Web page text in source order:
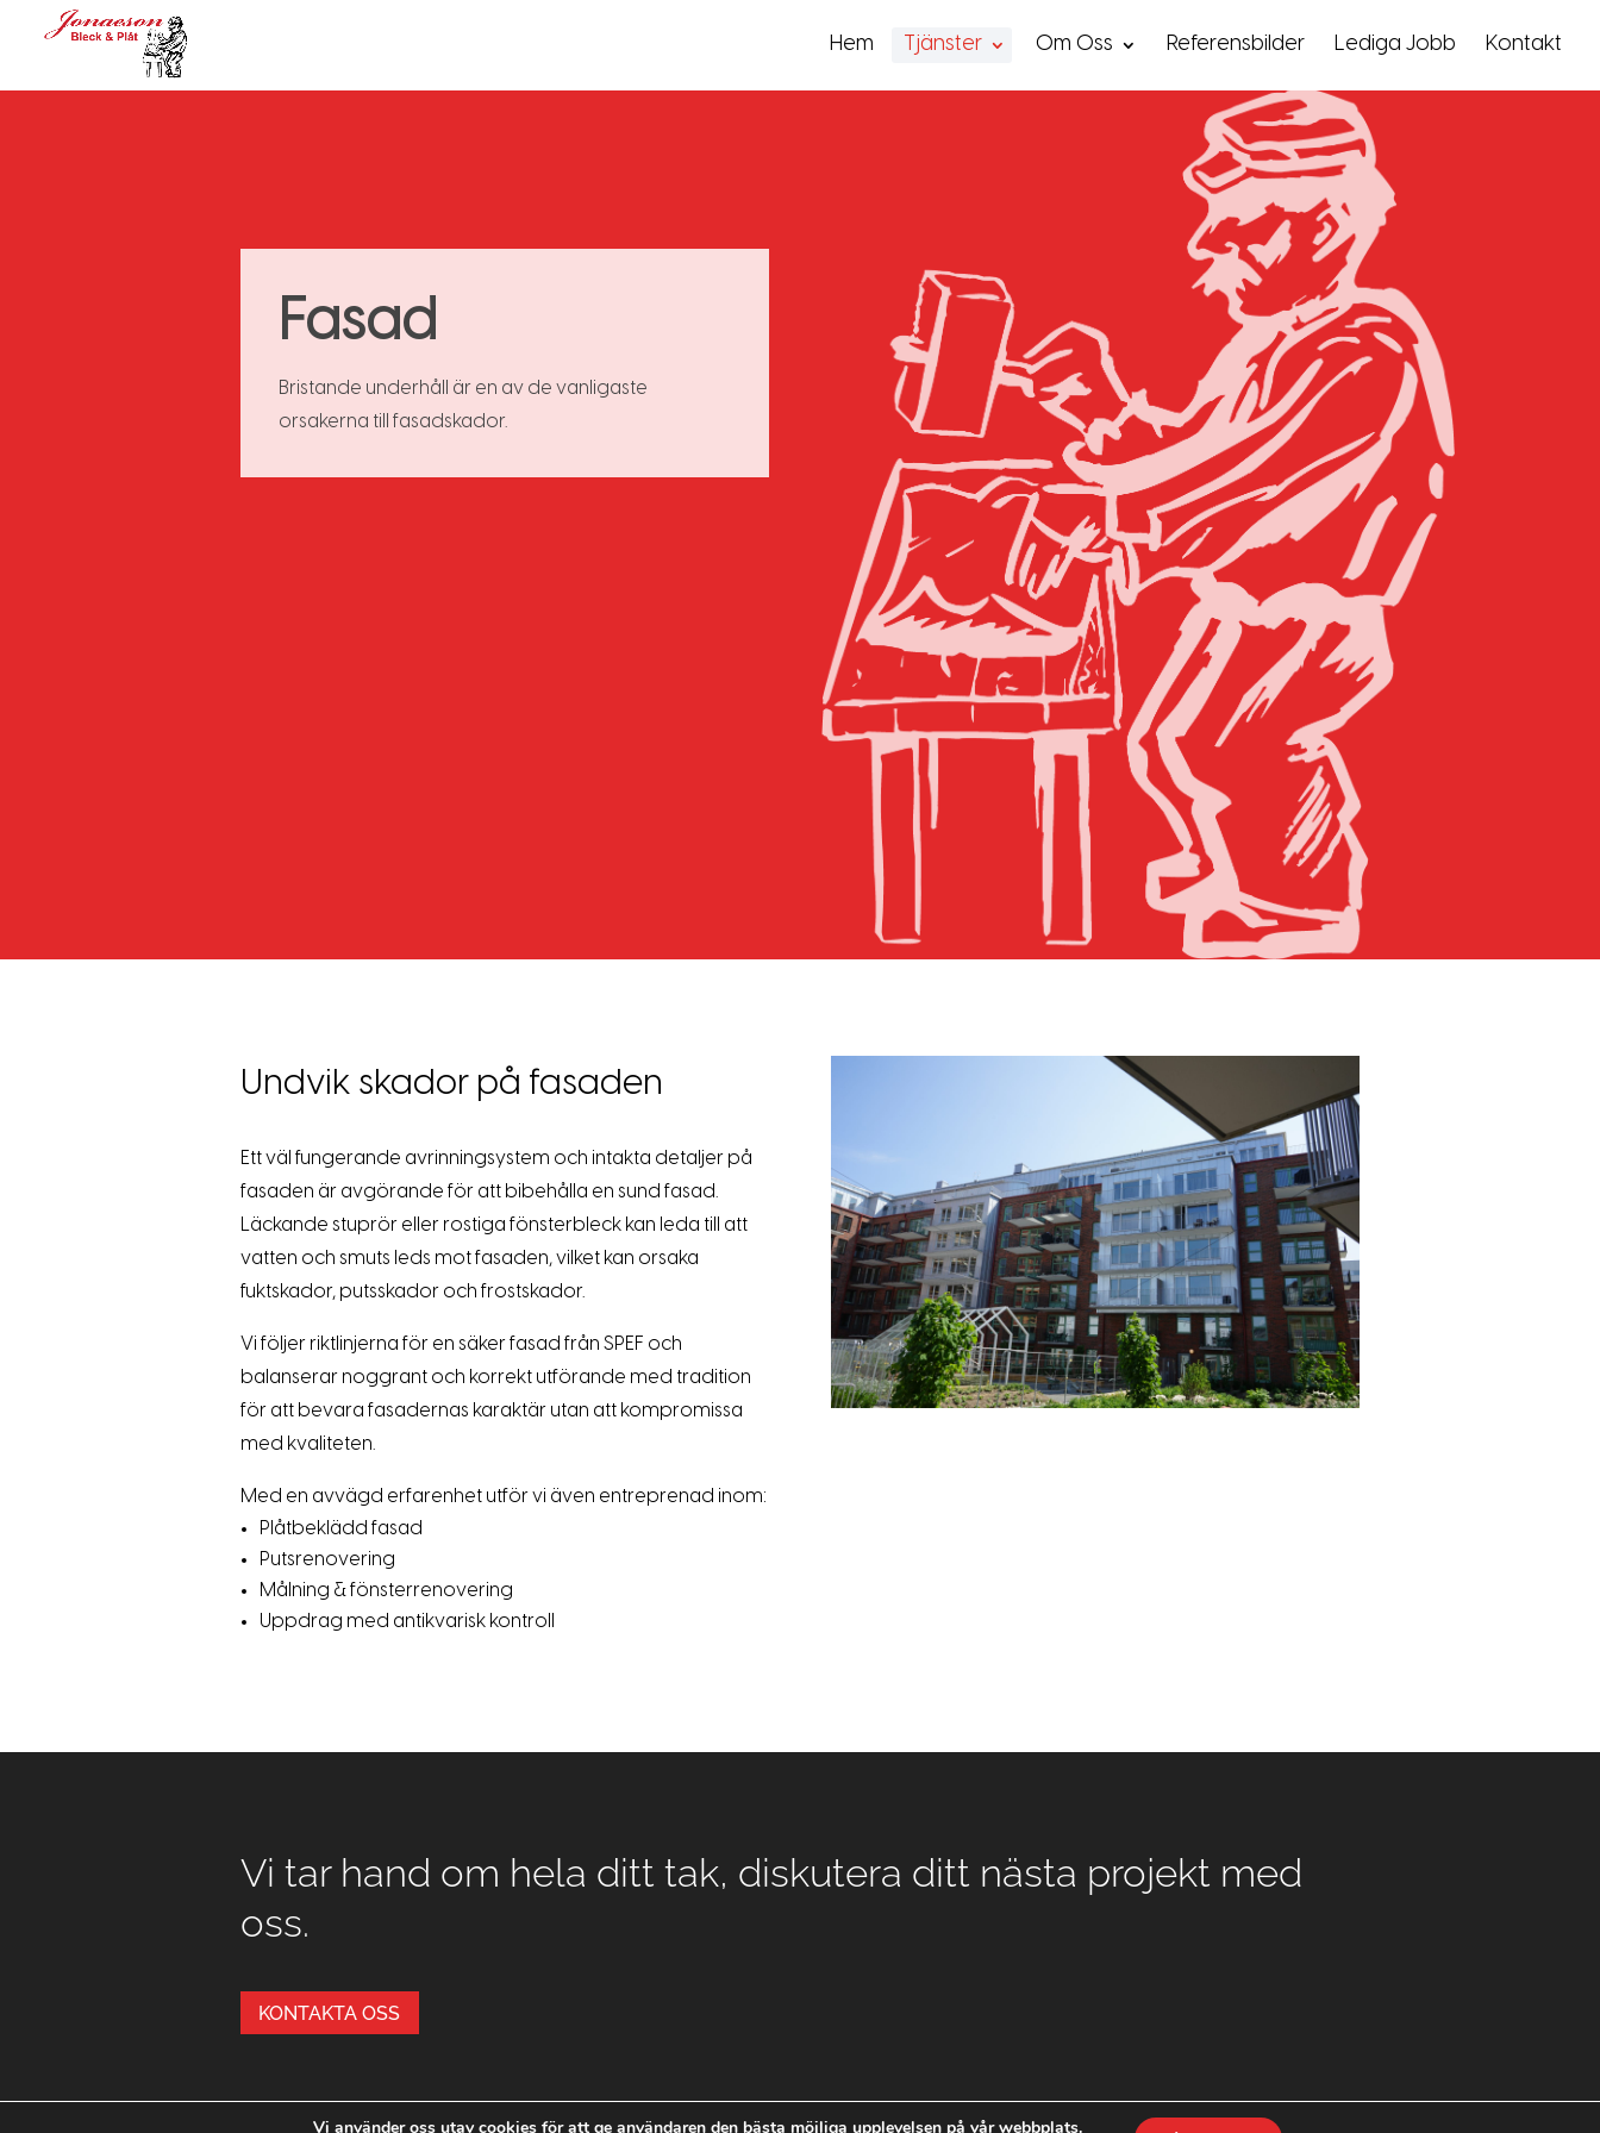
Hem Tjänster Om Oss Referensbilder Lediga Jobb Kontakt
Fasad
Bristande underhåll är en av de vanligaste
orsakerna till fasadskador.
Undvik skador på fasaden
Ett väl fungerande avrinningsystem och intakta detaljer på
fasaden är avgörande för att bibehålla en sund fasad.
Läckande stuprör eller rostiga fönsterbleck kan leda till att
vatten och smuts leds mot fasaden, vilket kan orsaka
fuktskador, putsskador och frostskador.
Vi följer riktlinjerna för en säker fasad från SPEF och
balanserar noggrant och korrekt utförande med tradition
för att bevara fasadernas karaktär utan att kompromissa
med kvaliteten.
Med en avvägd erfarenhet utför vi även entreprenad inom:
Plåtbeklädd fasad
Putsrenovering
Målning & fönsterrenovering
Uppdrag med antikvarisk kontroll
Vi tar hand om hela ditt tak, diskutera ditt nästa projekt med
oss.
KONTAKTA OSS
Vi använder oss utav cookies för att ge användaren den bästa möjliga upplevelsen på vår webbplats.